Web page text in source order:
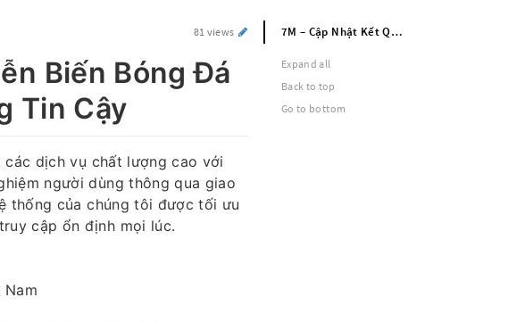
81 views
Biến Bóng Đá
Tin Cậy
dịch vụ chất lượng cao với
người dùng thông qua giao
thống của chúng tôi được tối ưu
cập ổn định mọi lúc.
7M – Cập Nhật Kết Quả Và Diễn Biến Bóng Đá 24h Live Score Bóng Đá Đáng Tin Cậy
Expand all
Back to top
Go to bottom